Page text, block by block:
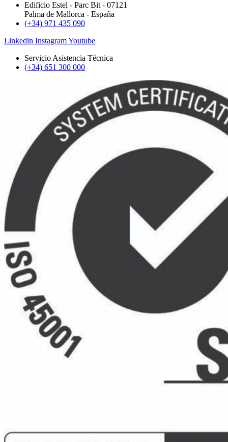
Edificio Estel - Parc Bit - 07121
Palma de Mallorca - España
(+34) 971 435 090
Linkedin InstagramYoutube
Servicio Asistencia Técnica
(+34) 651 300 000